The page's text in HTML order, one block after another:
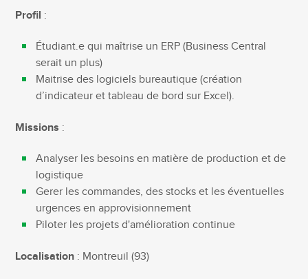
Profil :
Étudiant.e qui maîtrise un ERP (Business Central
serait un plus)
Maitrise des logiciels bureautique (création
d’indicateur et tableau de bord sur Excel).
Missions :
Analyser les besoins en matière de production et de
logistique
Gerer les commandes, des stocks et les éventuelles
urgences en approvisionnement
Piloter les projets d'amélioration continue
Localisation : Montreuil (93)